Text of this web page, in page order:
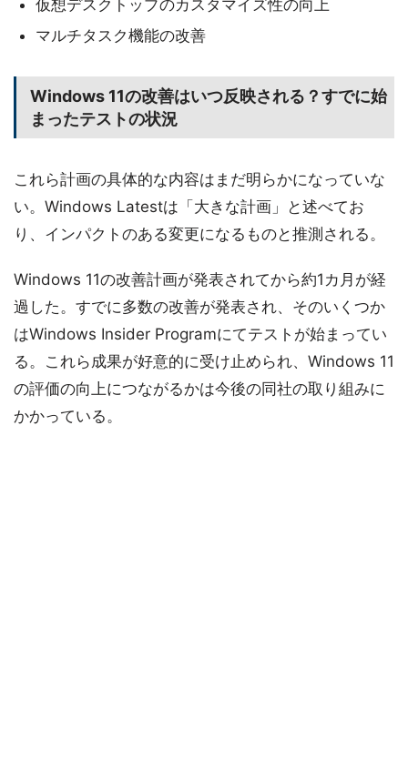
仮想デスクトップのカスタマイズ性の向上
マルチタスク機能の改善
Windows 11の改善はいつ反映される？すでに始
まったテストの状況
これら計画の具体的な内容はまだ明らかになっていな
い。Windows Latestは「大きな計画」と述べてお
り、インパクトのある変更になるものと推測される。
Windows 11の改善計画が発表されてから約1カ月が経
過した。すでに多数の改善が発表され、そのいくつか
はWindows Insider Programにてテストが始まってい
る。これら成果が好意的に受け止められ、Windows 11
の評価の向上につながるかは今後の同社の取り組みに
かかっている。